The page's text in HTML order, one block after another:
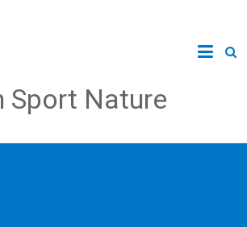
Sport Nature